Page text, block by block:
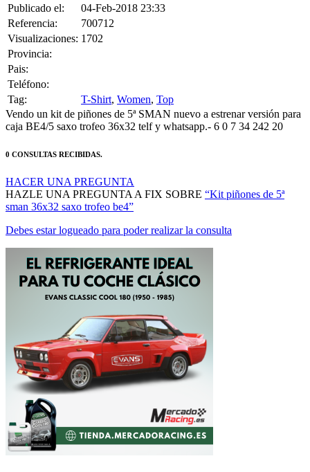
Publicado el:
04-Feb-2018 23:33
Referencia:
700712
Visualizaciones: 1702
Provincia:
Pais:
Teléfono:
Tag:
T-Shirt, Women, Top
Vendo un kit de piñones de 5ª SMAN nuevo a estrenar versión para
caja BE4/5 saxo trofeo 36x32 telf y whatsapp.- 6 0 7 34 242 20
0 CONSULTAS RECIBIDAS.
HACER UNA PREGUNTA
HAZLE UNA PREGUNTA A FIX SOBRE “Kit piñones de 5ª
sman 36x32 saxo trofeo be4”
Debes estar logueado para poder realizar la consulta